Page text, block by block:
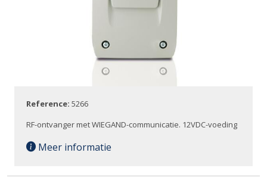
Reference: 5266
RF-ontvanger met WIEGAND-communicatie. 12VDC-voeding
Meer informatie